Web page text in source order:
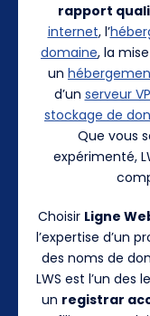
rapport
internet, l’
domaine, la
un
d’un serveur
stockage de
Que vous
expérimenté,
Choisir Ligne
l’expertise d’un
des noms de
LWS est l’un
un registrar